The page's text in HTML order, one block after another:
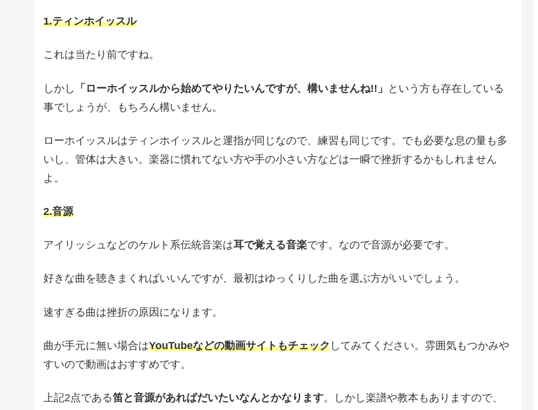
1.ティンホイッスル
これは当たり前ですね。
しかし 「ローホイッスルから始めてやりたいんですが、構いませんね!!」
という方も存在している
事でしょうが、もちろん構いません。
ローホイッスルはティンホイッスルと運指が同じなので、練習も同じです。でも必要な息の量も多
いし、管体は大きい。楽器に慣れてない方や手の小さい方などは一瞬で挫折するかもしれません
よ。
2.音源
アイリッシュなどのケルト系伝統音楽は耳で覚える音楽です。なので音源が必要です。
好きな曲を聴きまくればいいんですが、最初はゆっくりした曲を選ぶ方がいいでしょう。
速すぎる曲は挫折の原因になります。
曲が手元に無い場合はYouTubeなどの動画サイトもチェック してみてください。雰囲気もつかみや
すいので動画はおすすめです。
上記2点である笛と音源があればだいたいなんとかなります。しかし楽譜や教本もありますので、